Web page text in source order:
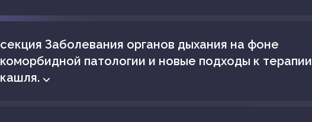
секция Заболевания органов дыхания на фоне
коморбидной патологии и новые подходы к терапии
кашля. ⌵